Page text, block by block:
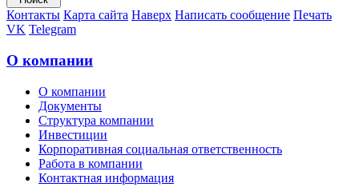
Контакты Карта сайта Наверх Написать сообщение Печать
VK Telegram
О компании
О компании
Документы
Структура компании
Инвестиции
Корпоративная социальная ответственность
Работа в компании
Контактная информация